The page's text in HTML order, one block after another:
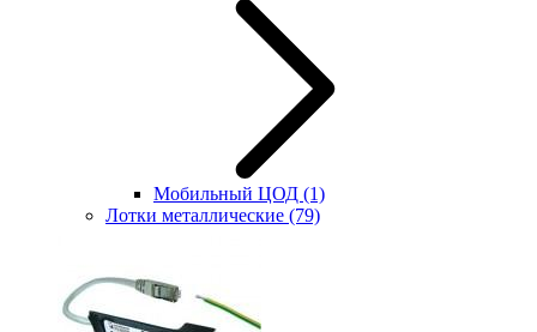
Мобильный ЦОД (1)
Лотки металлические (79)